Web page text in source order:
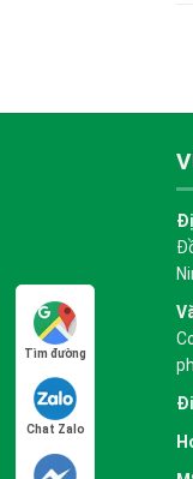
Tìm đường
Chat Zalo